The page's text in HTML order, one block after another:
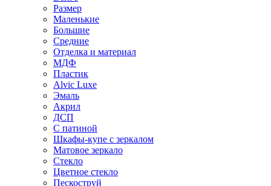
Размер
Маленькие
Большие
Средние
Отделка и материал
МДФ
Пластик
Alvic Luxe
Эмаль
Акрил
ДСП
С патиной
Шкафы-купе с зеркалом
Матовое зеркало
Стекло
Цветное стекло
Пескоструй